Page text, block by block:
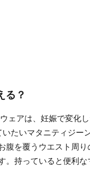
る？
ェアは、妊娠で変化
たいマタニティジー
腹を覆うウエスト周
。持っていると便利